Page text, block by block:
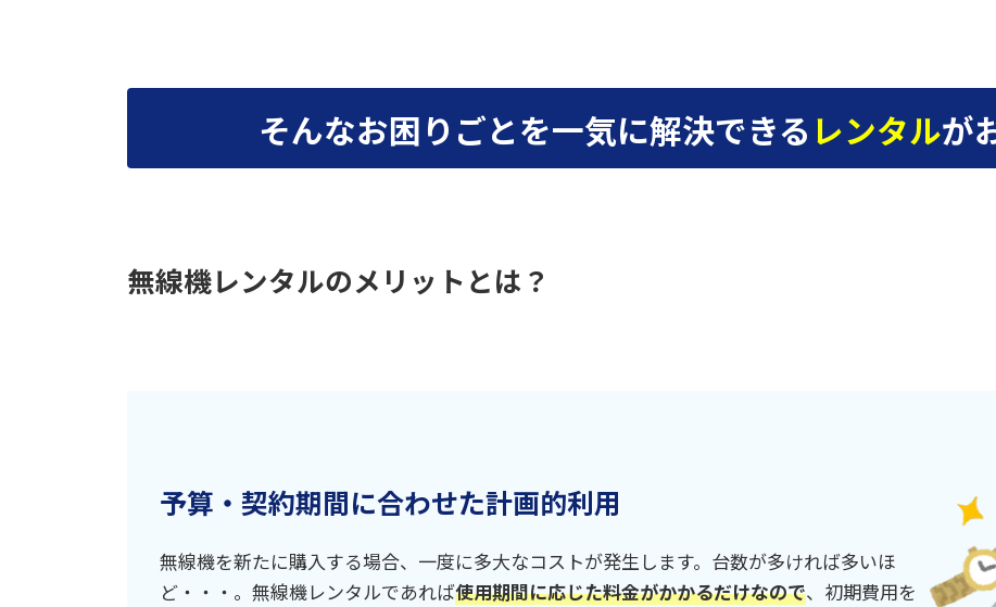
そんなお困りごとを一気に解決できる レンタルが
無線機レンタルのメリットとは？
予算・契約期間に合わせた計画的利用
無線機を新たに購入する場合、一度に多大なコストが発生します。台数が多ければ多いほ
ど・・・。無線機レンタルであれば使用期間に応じた料金がかかるだけなので、初期費用を